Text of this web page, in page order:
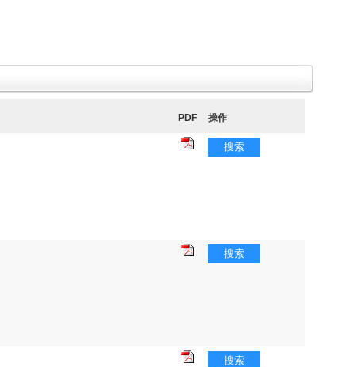
PDF 操作
搜索
搜索
搜索